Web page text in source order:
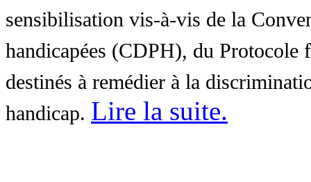
sensibilisation vis-à-vis de la
handicapées (CDPH), du Protocole
destinés à remédier à la
handicap. Lire la suite.